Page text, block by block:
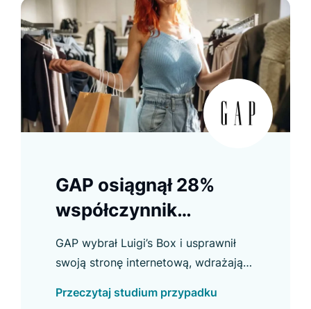
GAP osiągnął 28%
współczynnik
konwersji z
Recommendera
GAP wybrał Luigi’s Box i usprawnił
swoją stronę internetową, wdrażając
zwraca wyniki z wielu domen
Przeczytaj studium przypadku